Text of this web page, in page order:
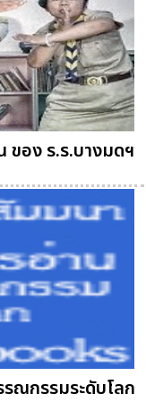
ของ ร.ร.บางมดฯ
ณกรรมระดับโลก